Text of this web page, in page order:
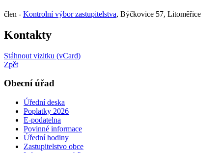
člen - Kontrolní výbor zastupitelstva, Býčkovice 57, Litoměřice
Kontakty
Stáhnout vizitku (vCard)
Zpět
Obecní úřad
Úřední deska
Poplatky 2026
E-podatelna
Povinné informace
Úřední hodiny
Zastupitelstvo obce